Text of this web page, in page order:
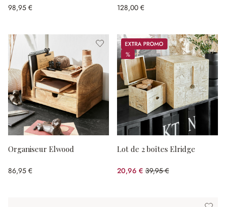
98,95 € 128,00 €
Organiseur Elwood
86,95 €
Promos
%
%
Lot de 2 boîtes Elridge
20,96 € 39,95 €
(47.53%spared)